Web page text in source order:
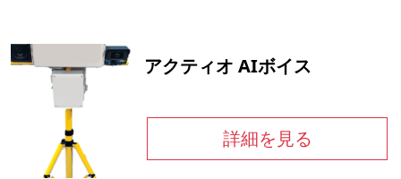
アクティオ AIボイス
詳細を見る